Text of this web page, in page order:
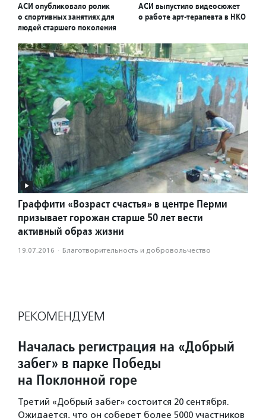
АСИ опубликовало ролик
о спортивных занятиях для
людей старшего поколения
АСИ выпустило видеосюжет
о работе арт-терапевта в НКО
Граффити «Возраст счастья» в центре Перми
призывает горожан старше 50 лет вести
активный образ жизни
19.07.2016 · Благотвори­тель­ность и доброволь­чест­во
РЕКОМЕНДУЕМ
Началась регистрация на «Добрый
забег» в парке Победы
на Поклонной горе
Третий «Добрый забег» состоится 20 сентября.
Ожидается, что он соберет более 5000 участников